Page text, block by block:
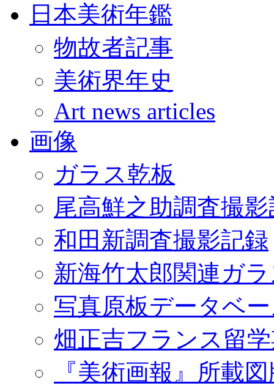
日本美術年鑑
物故者記事
美術界年史
Art news articles
画像
ガラス乾板
尾高鮮之助調査撮
和田新調査撮影記録
新海竹太郎関連ガ
写真原板データベ
畑正吉フランス留
『美術画報』所載